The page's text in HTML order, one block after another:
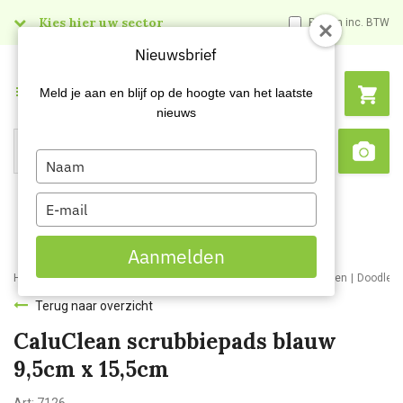
Kies hier uw sector Prijzen inc. BTW
Search
Menu
Home Webshop Schoonmaakartikelen Schoonmaakmaterialen
Terug naar overzicht
CaluClean scrubbiepads blauw
9,5cm x 15,5cm
Nieuwsbrief
Meld je aan en blijf op de hoogte van het laatste
nieuws
Type
your
name
Type
your
email
Aanmelden